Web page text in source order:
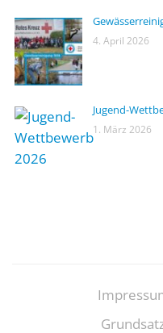
4. April 2026
Jugend-
1. März 2026